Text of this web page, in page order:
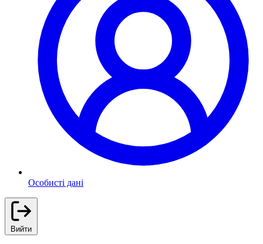
Особисті дані
Вийти